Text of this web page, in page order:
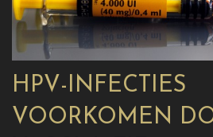
HPV-INFECTIES
VOORKOMEN